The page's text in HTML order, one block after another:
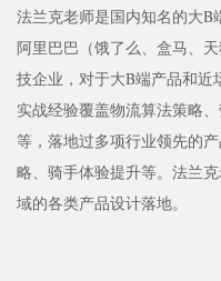
法兰克老师是国内知名的大
阿里巴巴（饿了么、盒马、
技企业，对于大B端产品和近
实战经验覆盖物流算法策略
等，落地过多项行业领先的
略、骑手体验提升等。法兰
域的各类产品设计落地。